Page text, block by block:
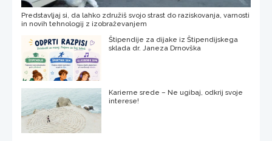
Predstavljaj si, da lahko združiš svojo strast do raziskovanja, varnosti
in novih tehnologij z izobraževanjem
Štipendije za dijake iz Štipendijskega
sklada dr. Janeza Drnovška
Karierne srede – Ne ugibaj, odkrij svoje
interese!